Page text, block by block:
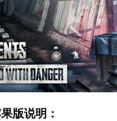
版说明：